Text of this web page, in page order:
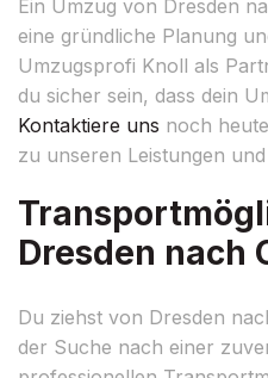
Ein Umzug von Dresden
eine gründliche Planung
Umzugsprofi Knoll als
du sicher sein, dass dein
Kontaktiere uns noch
zu unseren Leistungen
Dresden nach
Du ziehst von Dresden
der Suche nach einer